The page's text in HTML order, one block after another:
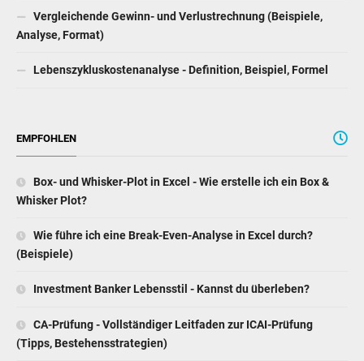
Lebenszykluskostenanalyse - Definition, Beispiel, Formel
Box- und Whisker-Plot in Excel - Wie erstelle ich ein Box &
Whisker Plot?
Investment Banker Lebensstil - Kannst du überleben?
CA-Prüfung - Vollständiger Leitfaden zur ICAI-Prüfung
Prüfungsverfahren (Definition, Typen) - Beispiele für
Prüfungsverfahren